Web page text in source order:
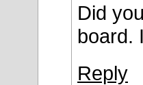
Did
board.
Reply